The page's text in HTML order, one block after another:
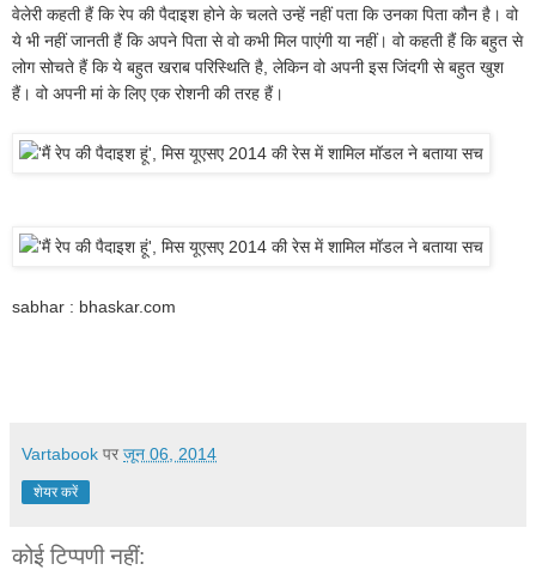
वेलेरी कहती हैं कि रेप की पैदाइश होने के चलते उन्हें नहीं पता कि उनका पिता कौन है। वो
ये भी नहीं जानती हैं कि अपने पिता से वो कभी मिल पाएंगी या नहीं। वो कहती हैं कि बहुत से
लोग सोचते हैं कि ये बहुत खराब परिस्थिति है, लेकिन वो अपनी इस जिंदगी से बहुत खुश
हैं। वो अपनी मां के लिए एक रोशनी की तरह हैं।
sabhar : bhaskar.com
Vartabook पर जून 06, 2014
शेयर करें
कोई टिप्पणी नहीं: